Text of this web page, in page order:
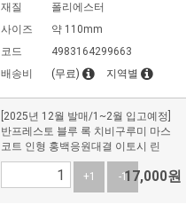
재질
폴리에스터
사이즈
약 110mm
코드
4983164299663
배송비
(무료) 지역별
[2025년 12월 발매/1~2월 입고예정]
반프레스토 블루 록 치비구루미 마스
코트 인형 홍백응원대결 이토시 린
+1 -117,000원